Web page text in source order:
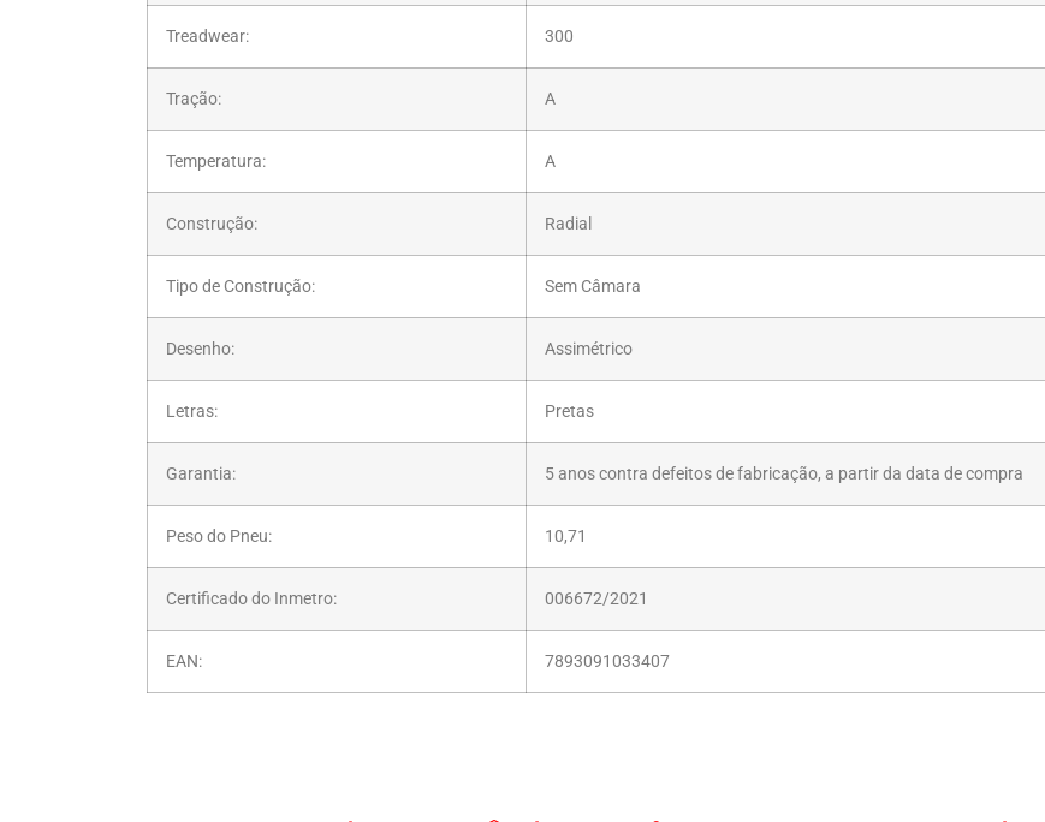
Treadwear: 300
Tração: A
Temperatura: A
Construção: Radial
Tipo de Construção: Sem Câmara
Desenho: Assimétrico
Letras: Pretas
Garantia: 5 anos contra defeitos de fabricação, a partir da data de compra
Peso do Pneu: 10,71
Certificado do Inmetro: 006672/2021
EAN: 7893091033407